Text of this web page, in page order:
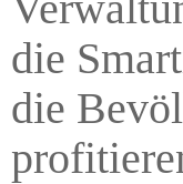
die
die